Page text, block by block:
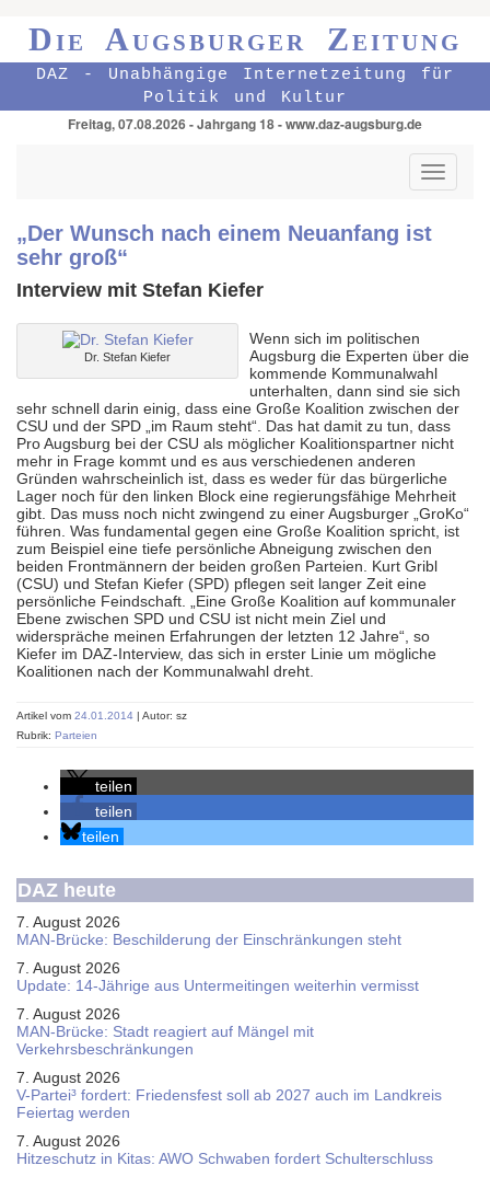
Die Augsburger Zeitung
DAZ - Unabhängige Internetzeitung für
Politik und Kultur
Freitag, 07.08.2026 - Jahrgang 18 - www.daz-augsburg.de
Toggle
„Der Wunsch nach einem Neuanfang ist
sehr groß“
Interview mit Stefan Kiefer
Dr. Stefan Kiefer
Wenn sich im politischen
Augsburg die Experten über die
kommende Kommunalwahl
unterhalten, dann sind sie sich
sehr schnell darin einig, dass eine Große Koalition zwischen der
CSU und der SPD „im Raum steht“. Das hat damit zu tun, dass
Pro Augsburg bei der CSU als möglicher Koalitionspartner nicht
mehr in Frage kommt und es aus verschiedenen anderen
Gründen wahrscheinlich ist, dass es weder für das bürgerliche
Lager noch für den linken Block eine regierungsfähige Mehrheit
gibt. Das muss noch nicht zwingend zu einer Augsburger „GroKo“
führen. Was fundamental gegen eine Große Koalition spricht, ist
zum Beispiel eine tiefe persönliche Abneigung zwischen den
beiden Frontmännern der beiden großen Parteien. Kurt Gribl
(CSU) und Stefan Kiefer (SPD) pflegen seit langer Zeit eine
persönliche Feindschaft. „Eine Große Koalition auf kommunaler
Ebene zwischen SPD und CSU ist nicht mein Ziel und
widerspräche meinen Erfahrungen der letzten 12 Jahre“, so
Kiefer im DAZ-Interview, das sich in erster Linie um mögliche
Koalitionen nach der Kommunalwahl dreht.
Artikel vom 24.01.2014 | Autor: sz
Rubrik: Parteien
teilen
teilen
teilen
DAZ heute
7. August 2026
MAN-Brücke: Beschilderung der Einschränkungen steht
7. August 2026
Update: 14-Jährige aus Untermeitingen weiterhin vermisst
7. August 2026
MAN-Brücke: Stadt reagiert auf Mängel mit
Verkehrsbeschränkungen
7. August 2026
V-Partei­³ fordert: Friedens­fest soll ab 2027 auch im Land­kreis
Feier­tag werden
7. August 2026
Hitzeschutz in Kitas: AWO Schwaben fordert Schulterschluss